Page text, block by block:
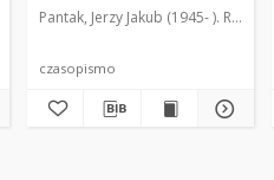
Pantak, Jerzy Jakub (1945- ). Red.
czasopismo